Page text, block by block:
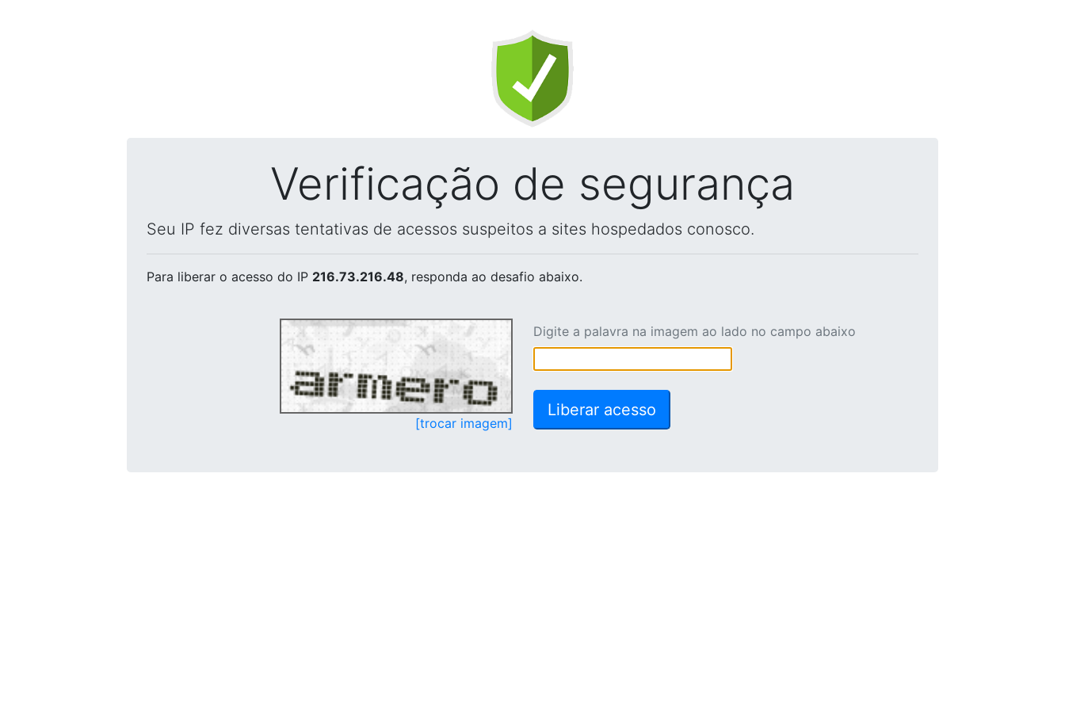
Verificação de segurança
Seu IP fez diversas tentativas de acessos suspeitos a sites hospedados conosco.
Para liberar o acesso do IP 216.73.216.48, responda ao desafio abaixo.
[trocar imagem]
Digite a palavra na imagem ao lado no campo abaixo